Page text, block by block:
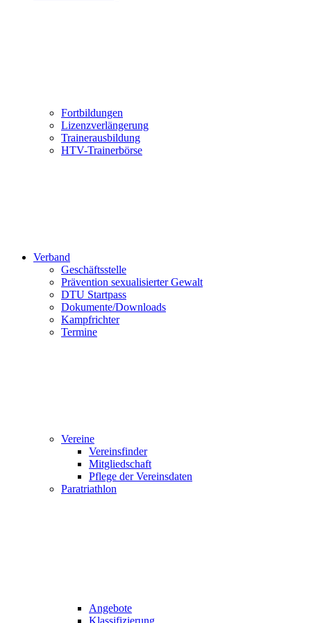
Fortbildungen
Lizenzverlängerung
Trainerausbildung
HTV-Trainerbörse
Verband
Geschäftsstelle
Prävention sexualisierter Gewalt
DTU Startpass
Dokumente/Downloads
Kampfrichter
Termine
Vereine
Vereinsfinder
Mitgliedschaft
Pflege der Vereinsdaten
Paratriathlon
Angebote
Klassifizierung